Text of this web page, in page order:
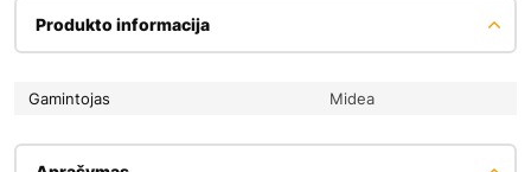
Produkto informacija
Gamintojas Midea